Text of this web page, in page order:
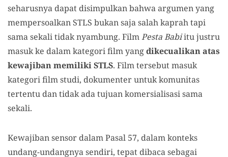
seharusnya dapat disimpulkan bahwa argumen yang
mempersoalkan STLS bukan saja salah kaprah tapi
sama sekali tidak nyambung. FilmPesta Babiitu justru
masuk ke dalam kategori film yangdikecualikan atas
kewajiban memiliki STLS. Film tersebut masuk
kategori film studi, dokumenter untuk komunitas
tertentu dan tidak ada tujuan komersialisasi sama
sekali.
Kewajiban sensor dalam Pasal 57, dalam konteks
undang-undangnya sendiri, tepat dibaca sebagai